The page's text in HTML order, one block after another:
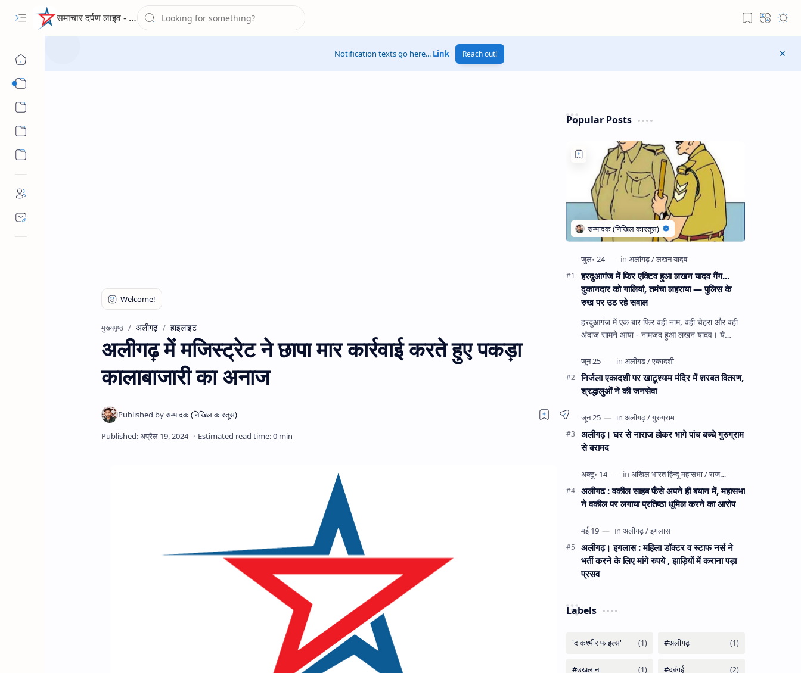
समाचार दर्पण लाइव - द न्यूज पोर्टल
Notification texts go here... Link Reach out!
मुख्यपृष्ठ अलीगढ़ हाइलाइट
अलीगढ़ में मजिस्ट्रेट ने छापा मार कार्रवाई करते हुए पकड़ा
कालाबाजारी का अनाज
Popular Posts
हरदुआगंज में फिर एक्टिव हुआ लखन यादव गैंग...
दुकानदार को गालियां, तमंचा लहराया — पुलिस के
रुख पर उठ रहे सवाल
हरदुआगंज में एक बार फिर वही नाम, वही चेहरा और वही
अंदाज सामने आया - नामजद हुआ लखन यादव। ये
घंटे हव…
निर्जला एकादशी पर खाटूश्याम मंदिर में शरबत वितरण,
श्रद्धालुओं ने की जनसेवा
अलीगढ़। घर से नाराज होकर भागे पांच बच्चे गुरुग्राम
से बरामद
अलीगढ : वकील साहब फँसे अपने ही बयान में, महासभा
ने वकील पर लगाया प्रतिष्ठा धूमिल करने का आरोप
अलीगढ़। इगलास : महिला डॉक्टर व स्टाफ नर्स ने
भर्ती करने के लिए मांगे रुपये , झाड़ियों में कराना पड़ा
प्रसव
Labels